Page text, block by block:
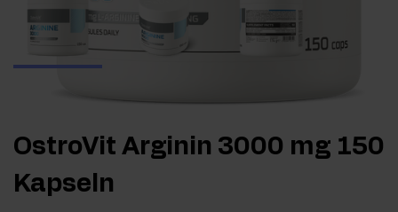
OstroVit Arginin 3000 mg 150
Kapseln